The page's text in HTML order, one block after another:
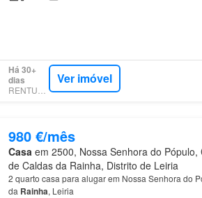
Há 30+
dias
RENTUMO
Ver imóvel
980 €/mês
Casa em 2500, Nossa Senhora do
de Caldas da Rainha, Distrito de Leiria
2 quarto casa para alugar em Nossa Senhora do
da Rainha, Leiria